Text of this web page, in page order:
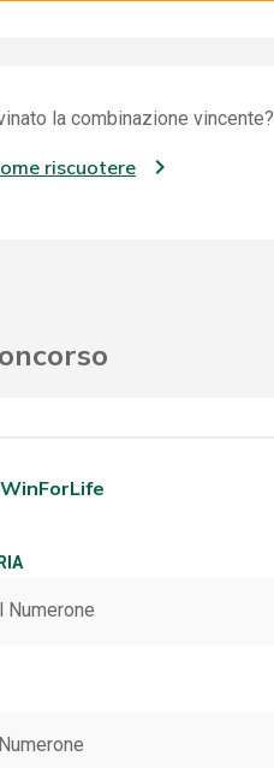
la combinazione vincente?
riscuotere
Numerone